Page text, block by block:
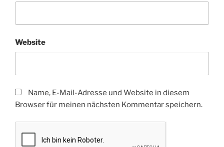
Website
Name, E-Mail-Adresse und Website in diesem
Browser für meinen nächsten Kommentar speichern.